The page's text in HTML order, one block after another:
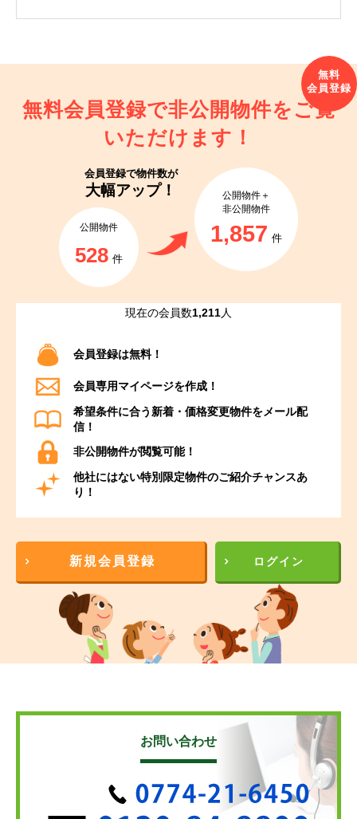
無料会員登録で非公開物件を ご覧
いただけます！
会員登録で物件数が
大幅アップ！
公開物件
528 件
公開物件＋
非公開物件
1,857 件
現在の会員数1,211人
会員登録は無料！
会員専用マイページを作成！
希望条件に合う新着・価格変更物件をメール配
信！
非公開物件が閲覧可能！
他社にはない特別限定物件のご紹介チャンスあ
り！
新規会員登録 ログイン
お問い合わせ